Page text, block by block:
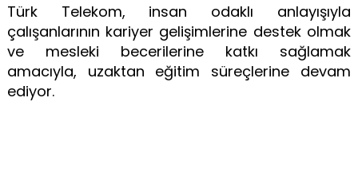
Türk Telekom, insan odaklı anlayışıyla
çalışanlarının kariyer gelişimlerine destek olmak
ve mesleki becerilerine katkı sağlamak
amacıyla, uzaktan eğitim süreçlerine devam
ediyor.